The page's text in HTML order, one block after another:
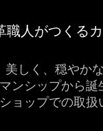
職人がつくる
しく、穏やか
ンシップから
ョップでの取